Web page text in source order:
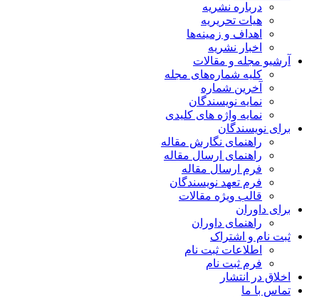
درباره نشریه
هیات تحریریه
اهداف و زمینه‌ها
اخبار نشریه
آرشیو مجله و مقالات
کلیه شماره‌های مجله
آخرین شماره
نمایه نویسندگان
نمایه واژه های کلیدی
برای نویسندگان
راهنمای نگارش مقاله
راهنمای ارسال مقاله
فرم ارسال مقاله
فرم تعهد نویسندگان
قالب ویژه مقالات
برای داوران
راهنمای داوران
ثبت نام و اشتراک
اطلاعات ثبت نام
فرم ثبت نام
اخلاق در انتشار
تماس با ما